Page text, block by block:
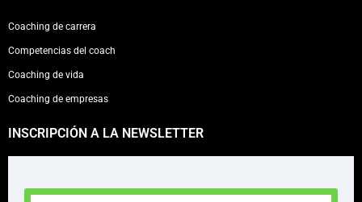
Coaching de carrera
Competencias del coach
Coaching de vida
Coaching de empresas
INSCRIPCIÓN A LA NEWSLETTER